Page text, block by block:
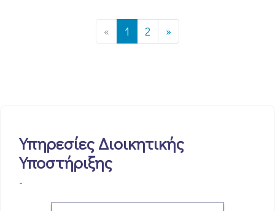
« 1 2 »
Υπηρεσίες Διοικητικής
Υποστήριξης
-